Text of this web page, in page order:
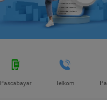
Pascabayar Telkom